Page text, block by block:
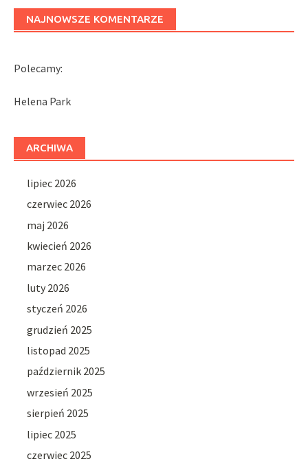
NAJNOWSZE KOMENTARZE
Polecamy:
Helena Park
ARCHIWA
lipiec 2026
czerwiec 2026
maj 2026
kwiecień 2026
marzec 2026
luty 2026
styczeń 2026
grudzień 2025
listopad 2025
październik 2025
wrzesień 2025
sierpień 2025
lipiec 2025
czerwiec 2025